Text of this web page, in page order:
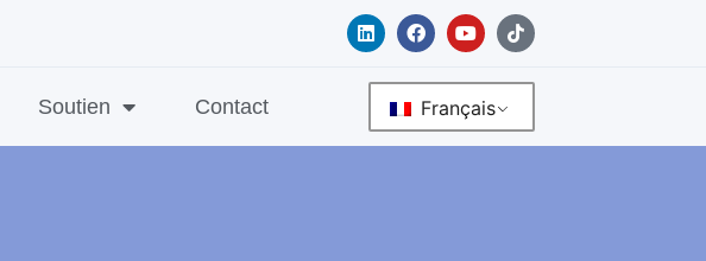
L
i
k
i
F
a
e
b
o
o
Y
o
t
u
b
e
T
i
t
Soutien Contact Français